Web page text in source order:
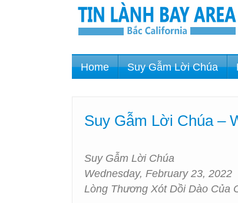
Home Suy Gẫm Lời Chúa
Suy Gẫm Lời Chúa –
Suy Gẫm Lời Chúa
Wednesday, February 23, 2022
Lòng Thương Xót Dồi Dào Của